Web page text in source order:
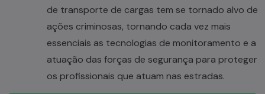
de transporte de cargas tem se tornado alvo de
ações criminosas, tornando cada vez mais
essenciais as tecnologias de monitoramento e a
atuação das forças de segurança para proteger
os profissionais que atuam nas estradas.